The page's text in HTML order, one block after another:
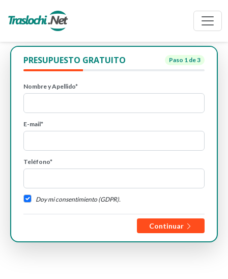
PRESUPUESTO GRATUITO Paso 1 de 3
Nombre y Apellido*
E-mail*
Teléfono*
Doy mi consentimiento (GDPR).
Continuar